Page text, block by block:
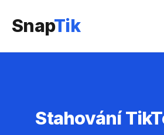
SnapTik
Stahování